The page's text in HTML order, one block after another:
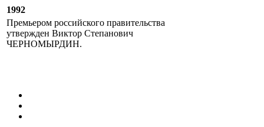
1992
Премьером российского правительства
утвержден Виктор Степанович
ЧЕРНОМЫРДИН.